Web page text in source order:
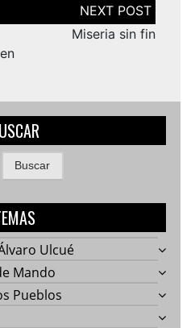
Miseria sin fin
Ulcué
Mando
Pueblos